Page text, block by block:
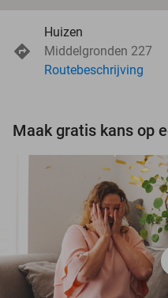
Huizen
Middelgronden 227
Routebeschrijving